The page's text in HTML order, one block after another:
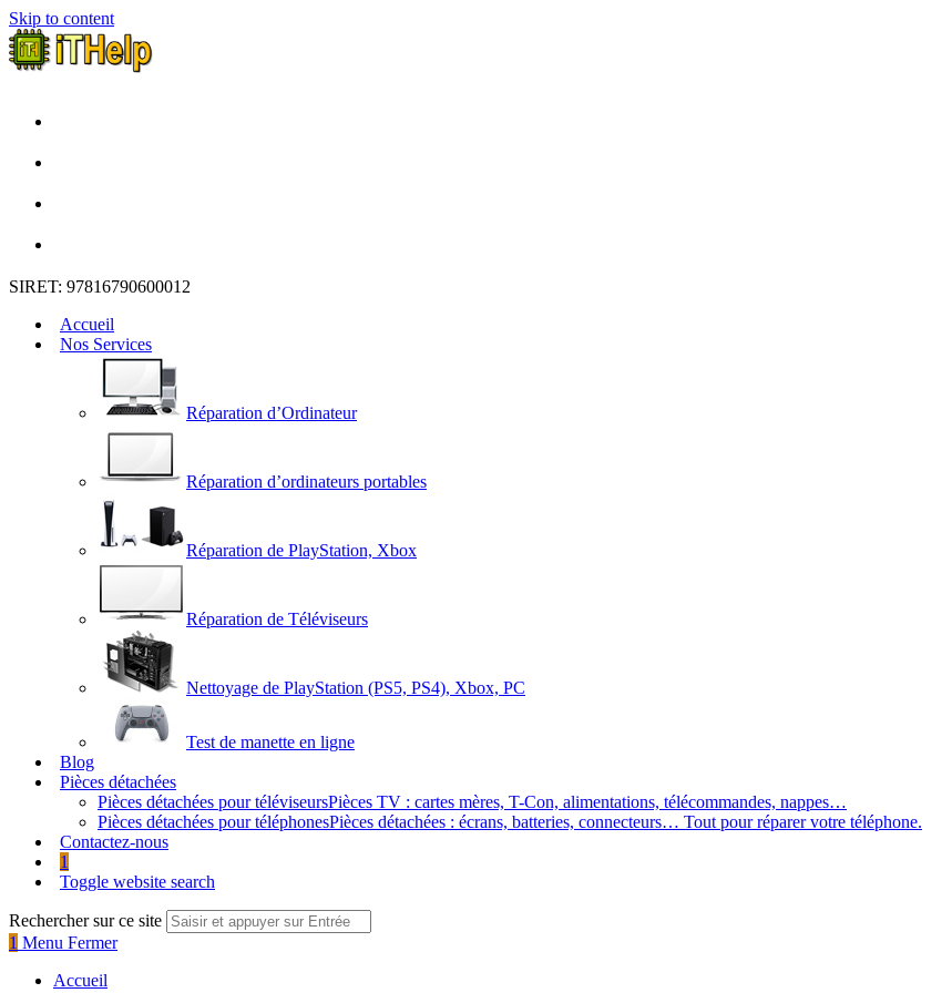
Skip to content
SIRET: 97816790600012
Accueil
Nos Services
Réparation d’Ordinateur
Réparation d’ordinateurs portables
Réparation de PlayStation, Xbox
Réparation de Téléviseurs
Nettoyage de PlayStation (PS5, PS4), Xbox, PC
Test de manette en ligne
Blog
Pièces détachées
Pièces détachées pour téléviseursPièces TV : cartes mères, T-Con, alimentations, télécommandes, nappes…
Pièces détachées pour téléphonesPièces détachées : écrans, batteries, connecteurs… Tout pour réparer votre téléphone.
Contactez-nous
1
Toggle website search
Rechercher sur ce site
1 Menu Fermer
Accueil